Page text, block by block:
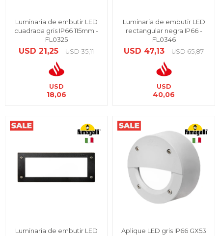
Luminaria de embutir LED
cuadrada gris IP66 115mm -
FL0325
USD 21,25 USD 35,11
USD
18,06
Luminaria de embutir LED
rectangular negra IP66 -
FL0346
USD 47,13 USD 65,87
USD
40,06
Luminaria de embutir LED
Aplique LED gris IP66 GX53